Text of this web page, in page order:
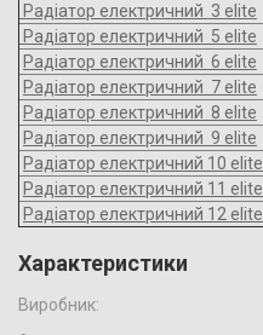
Радіатор електричний 3 elite
Радіатор електричний 5 elite
Радіатор електричний 6 elite
Радіатор електричний 7 elite
Радіатор електричний 8 elite
Радіатор електричний 9 elite
Радіатор електричний 10 elite
Радіатор електричний 11 elite
Радіатор електричний 12 elite
Характеристики
Виробник: